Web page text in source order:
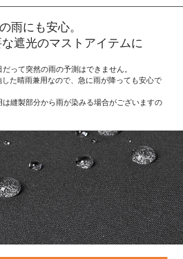
雨にも安心。
遮光のマストアイテムに
って突然の雨の予測はできません。
た晴雨兼用なので、急に雨が降っても安心で
縫製部分から雨が染みる場合がございますの